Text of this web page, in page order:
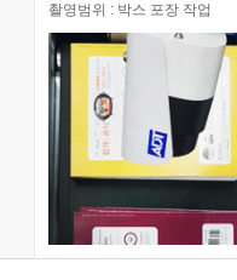
촬영범위 : 박스 포장 작업